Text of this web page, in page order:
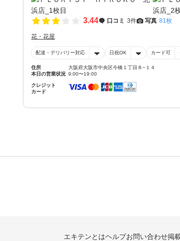
3.44 口コミ 3件 写真 81枚
花・花屋
配達・デリバリー対応 日祝OK カード可
住所
大阪府大阪市中央区今橋１丁目８−１４
本日の営業状況 9:00〜19:00
クレジット
カード
エキテンとはヘルプお問い合わせ掲